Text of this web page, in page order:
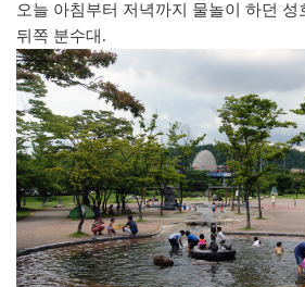
오늘 아침부터 저녁까지 물놀이 하던
뒤쪽 분수대.